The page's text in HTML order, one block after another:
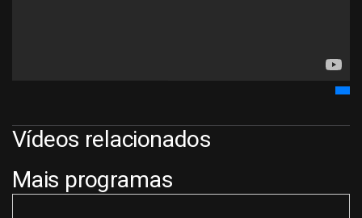
Vídeos relacionados
Mais programas